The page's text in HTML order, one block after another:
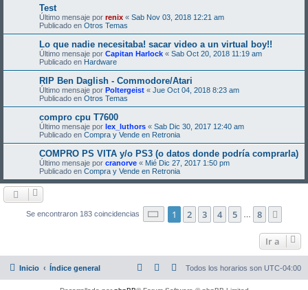
Test
Último mensaje por renix « Sab Nov 03, 2018 12:21 am
Publicado en Otros Temas
Lo que nadie necesitaba! sacar video a un virtual boy!!
Último mensaje por Capitan Harlock « Sab Oct 20, 2018 11:19 am
Publicado en Hardware
RIP Ben Daglish - Commodore/Atari
Último mensaje por Poltergeist « Jue Oct 04, 2018 8:23 am
Publicado en Otros Temas
compro cpu T7600
Último mensaje por lex_luthors « Sab Dic 30, 2017 12:40 am
Publicado en Compra y Vende en Retronia
COMPRO PS VITA y/o PS3 (o datos donde podría comprarla)
Último mensaje por cranorve « Mié Dic 27, 2017 1:50 pm
Publicado en Compra y Vende en Retronia
Se encontraron 183 coincidencias Página de
1 2 3 4 5 8
Ir a
Inicio Índice general Todos los horarios son UTC-04:00